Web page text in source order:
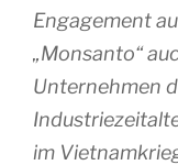
Engagement
„Monsanto“
Unternehmen
im